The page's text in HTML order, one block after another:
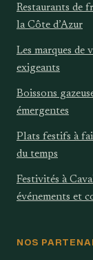
Restaurants de
la Côte d’Azur
Les marques de
exigeants
Boissons
émergentes
Plats festifs à
du temps
Festivités à
événements et
NOS